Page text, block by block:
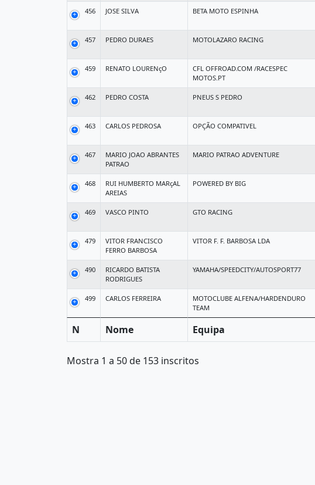
456 JOSE SILVA BETA MOTO ESPINHA
457 PEDRO DURAES MOTOLAZARO RACING
459 RENATO LOURENçO
CFL OFFROAD.COM /RACESPEC
MOTOS.PT
462 PEDRO COSTA PNEUS S PEDRO
463 CARLOS PEDROSA OPÇÃO COMPATIVEL
467
MARIO JOAO ABRANTES
PATRAO
MARIO PATRAO ADVENTURE
468
RUI HUMBERTO MARçAL
AREIAS
POWERED BY BIG
469 VASCO PINTO GTO RACING
479
VITOR FRANCISCO
FERRO BARBOSA
VITOR F. F. BARBOSA LDA
490
RICARDO BATISTA
RODRIGUES
YAMAHA/SPEEDCITY/AUTOSPORT77
499 CARLOS FERREIRA
MOTOCLUBE ALFENA/HARDENDURO
TEAM
N Nome Equipa
Mostra 1 a 50 de 153 inscritos